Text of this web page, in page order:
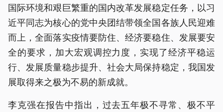
国际环境和艰巨繁重的国内改革发展稳定任务，以习
近平同志为核心的党中央团结带领全国各族人民迎难
而上，全面落实疫情要防住、经济要稳住、发展要安
全的要求，加大宏观调控力度，实现了经济平稳运
行、发展质量稳步提升、社会大局保持稳定，我国发
展取得来之极为不易的新成就。
李克强在报告中指出，过去五年极不寻常、极不平